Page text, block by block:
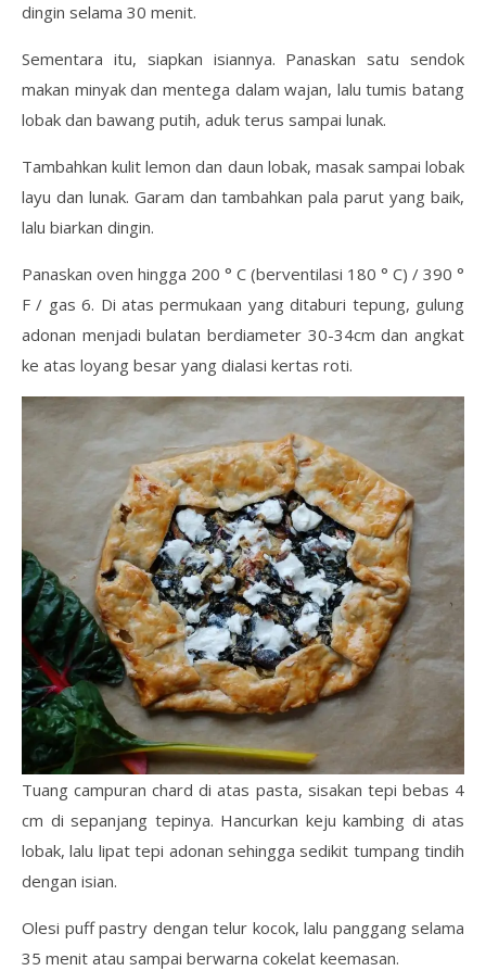
dingin selama 30 menit.
Sementara itu, siapkan isiannya. Panaskan satu sendok
makan minyak dan mentega dalam wajan, lalu tumis batang
lobak dan bawang putih, aduk terus sampai lunak.
Tambahkan kulit lemon dan daun lobak, masak sampai lobak
layu dan lunak. Garam dan tambahkan pala parut yang baik,
lalu biarkan dingin.
Panaskan oven hingga 200 ° C (berventilasi 180 ° C) / 390 °
F / gas 6. Di atas permukaan yang ditaburi tepung, gulung
adonan menjadi bulatan berdiameter 30-34cm dan angkat
ke atas loyang besar yang dialasi kertas roti.
Tuang campuran chard di atas pasta, sisakan tepi bebas 4
cm di sepanjang tepinya. Hancurkan keju kambing di atas
lobak, lalu lipat tepi adonan sehingga sedikit tumpang tindih
dengan isian.
Olesi puff pastry dengan telur kocok, lalu panggang selama
35 menit atau sampai berwarna cokelat keemasan.